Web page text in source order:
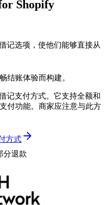
Shopify
记选项，使他们能够直接从
结账体验而构建。
记支付方式。它支持全额和
付功能。商家应注意与此方
方式
分退款